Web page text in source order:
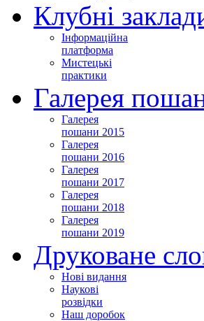
Клубні
Інформаційна
платформа
Мистецькі
практики
Галерея
Галерея
пошани 2015
Галерея
пошани 2016
Галерея
пошани 2017
Галерея
пошани 2018
Галерея
пошани 2019
Друковане
Нові видання
Наукові
розвідки
Наш доробок